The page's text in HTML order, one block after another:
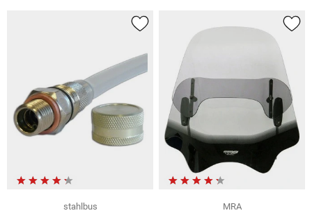
stahlbus
MRA